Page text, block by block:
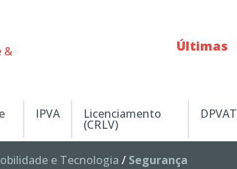
Últimas
IPVA Licenciamento
(CRLV)
DPVAT
e Tecnologia / Segurança